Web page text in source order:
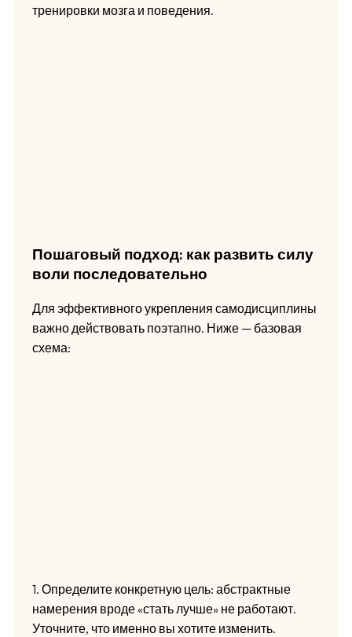
тренировки мозга и поведения.
Пошаговый подход: как развить силу
воли последовательно
Для эффективного укрепления самодисциплины
важно действовать поэтапно. Ниже — базовая
схема:
1. Определите конкретную цель: абстрактные
намерения вроде «стать лучше» не работают.
Уточните, что именно вы хотите изменить.